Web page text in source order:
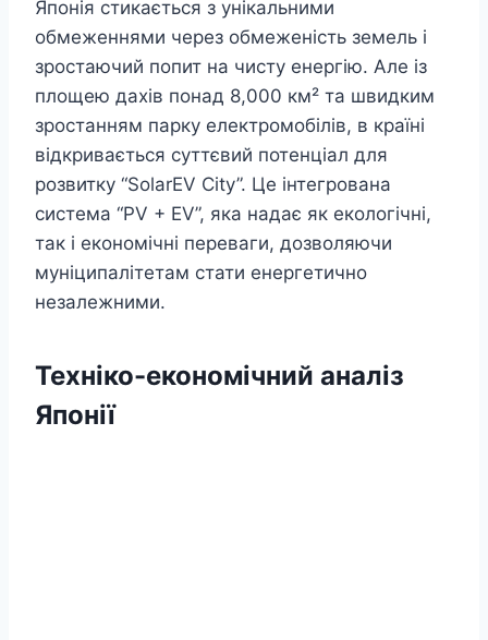
Японія стикається з унікальними
обмеженнями через обмеженість земель і
зростаючий попит на чисту енергію. Але із
площею дахів понад 8,000 км² та швидким
зростанням парку електромобілів, в країні
відкривається суттєвий потенціал для
розвитку “SolarEV City”. Це інтегрована
система “PV + EV”, яка надає як екологічні,
так і економічні переваги, дозволяючи
муніципалітетам стати енергетично
незалежними.
Техніко-економічний аналіз
Японії